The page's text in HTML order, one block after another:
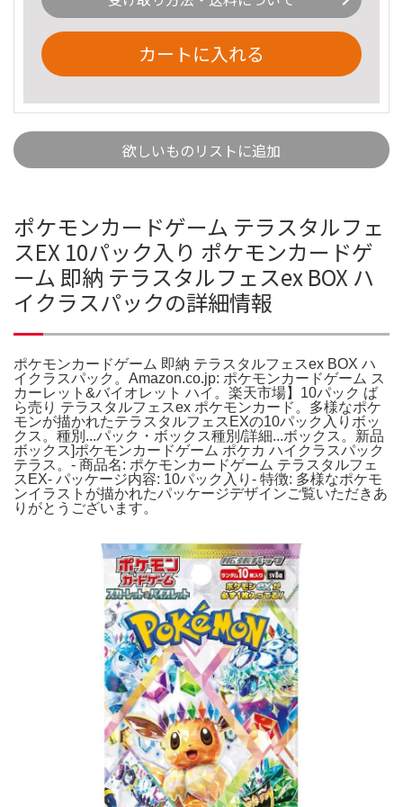
カートに入れる
欲しいものリストに追加
ポケモンカードゲーム テラスタルフェ
スEX 10パック入り ポケモンカードゲ
ーム 即納 テラスタルフェスex BOX ハ
イクラスパックの詳細情報
ポケモンカードゲーム 即納 テラスタルフェスex BOX ハ
イクラスパック。Amazon.co.jp: ポケモンカードゲーム ス
カーレット&バイオレット ハイ。楽天市場】10パック ば
ら売り テラスタルフェスex ポケモンカード。多様なポケ
モンが描かれたテラスタルフェスEXの10パック入りボッ
クス。種別...パック・ボックス種別/詳細...ボックス。新品
ボックス]ポケモンカードゲーム ポケカ ハイクラスパック
テラス。- 商品名: ポケモンカードゲーム テラスタルフェ
スEX- パッケージ内容: 10パック入り- 特徴: 多様なポケモ
ンイラストが描かれたパッケージデザインご覧いただきあ
りがとうございます。